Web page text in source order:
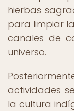
hierbas
para limpiar
canales de
universo.
actividades
la cultura